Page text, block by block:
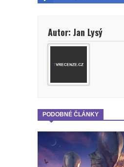
Autor: Jan Lysý
PODOBNÉ ČLÁNKY